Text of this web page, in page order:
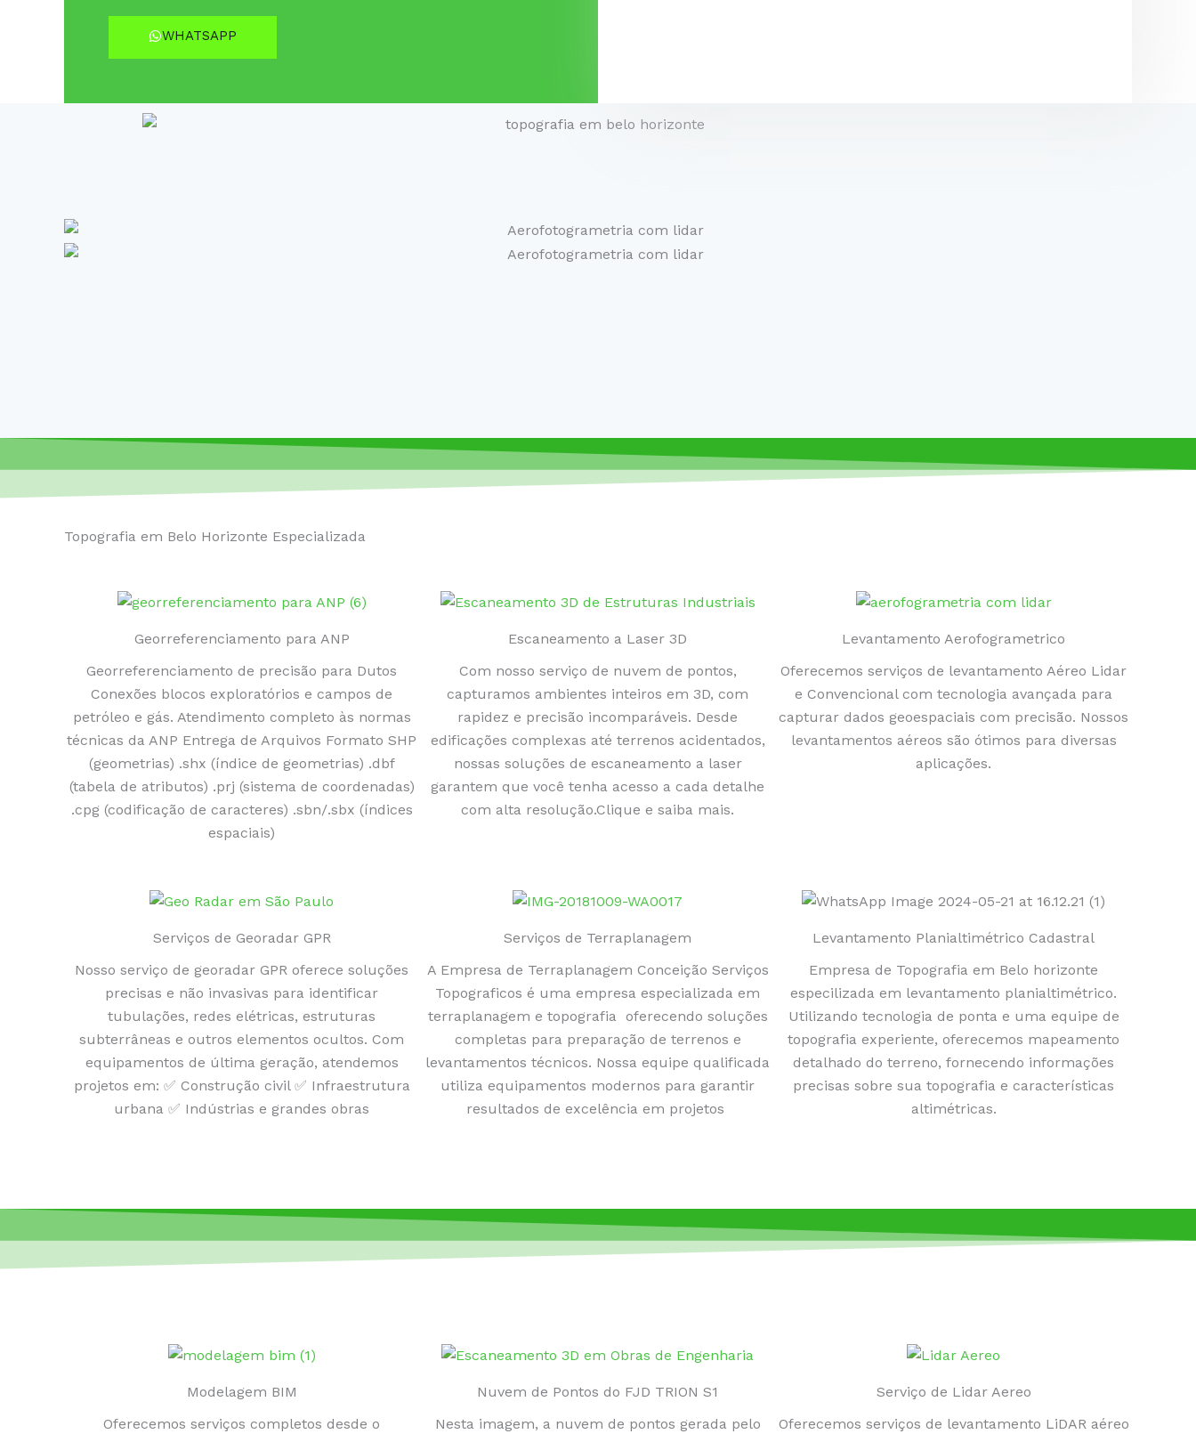
WHATSAPP
Topografia em Belo Horizonte Especializada
Georreferenciamento para ANP
Georreferenciamento de precisão para Dutos
Conexões blocos exploratórios e campos de
petróleo e gás. Atendimento completo às normas
técnicas da ANP Entrega de Arquivos Formato SHP
(geometrias) .shx (índice de geometrias) .dbf
(tabela de atributos) .prj (sistema de coordenadas)
.cpg (codificação de caracteres) .sbn/.sbx (índices
espaciais)
Escaneamento a Laser 3D
Com nosso serviço de nuvem de pontos,
capturamos ambientes inteiros em 3D, com
rapidez e precisão incomparáveis. Desde
edificações complexas até terrenos acidentados,
nossas soluções de escaneamento a laser
garantem que você tenha acesso a cada detalhe
com alta resolução.Clique e saiba mais.
Levantamento Aerofogrametrico
Oferecemos serviços de levantamento Aéreo Lidar
e Convencional com tecnologia avançada para
capturar dados geoespaciais com precisão. Nossos
levantamentos aéreos são ótimos para diversas
aplicações.
Serviços de Georadar GPR
Nosso serviço de georadar GPR oferece soluções
precisas e não invasivas para identificar
tubulações, redes elétricas, estruturas
subterrâneas e outros elementos ocultos. Com
equipamentos de última geração, atendemos
projetos em: ✅ Construção civil ✅ Infraestrutura
urbana ✅ Indústrias e grandes obras
Serviços de Terraplanagem
A Empresa de Terraplanagem Conceição Serviços
Topograficos é uma empresa especializada em
terraplanagem e topografia oferecendo soluções
completas para preparação de terrenos e
levantamentos técnicos. Nossa equipe qualificada
utiliza equipamentos modernos para garantir
resultados de excelência em projetos
Levantamento Planialtimétrico Cadastral
Empresa de Topografia em Belo horizonte
especilizada em levantamento planialtimétrico.
Utilizando tecnologia de ponta e uma equipe de
topografia experiente, oferecemos mapeamento
detalhado do terreno, fornecendo informações
precisas sobre sua topografia e características
altimétricas.
Modelagem BIM
Oferecemos serviços completos desde o
Nuvem de Pontos do FJD TRION S1
Nesta imagem, a nuvem de pontos gerada pelo
Serviço de Lidar Aereo
Oferecemos serviços de levantamento LiDAR aéreo